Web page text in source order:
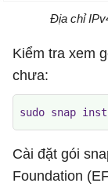
Địa chỉ
Kiểm tra xem
chưa:
sudo snap
Cài đặt gói
Foundation